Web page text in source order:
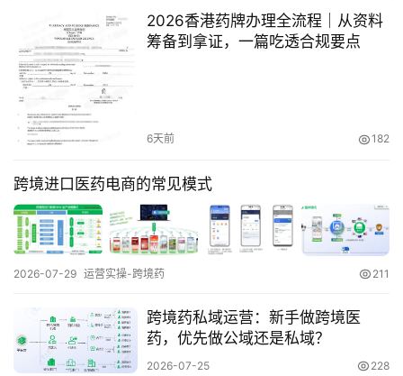
操
跨
医
保
储
2026香港药牌办理全流程｜从资料
筹备到拿证，一篇吃透合规要点
6天前 182
跨境进口医药电商的常见模式
2026-07-29 运营实操-跨境药 211
跨境药私域运营：新手做跨境医
药，优先做公域还是私域？
2026-07-25 228